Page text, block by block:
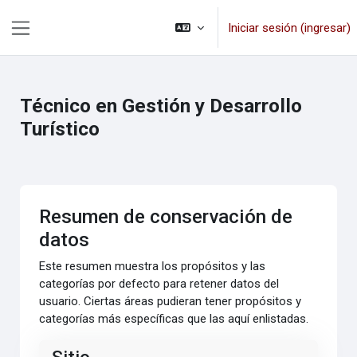
Iniciar sesión (ingresar)
Técnico en Gestión y Desarrollo
Turístico
Resumen de conservación de
datos
Este resumen muestra los propósitos y las
categorías por defecto para retener datos del
usuario. Ciertas áreas pudieran tener propósitos y
categorías más específicas que las aquí enlistadas.